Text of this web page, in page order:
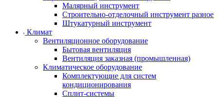
Малярный инструмент
Строительно-отделочный инструмент разное
Штукатурный инструмент
Климат
Вентиляционное оборудование
Бытовая вентиляция
Вентиляция заказная (промышленная)
Климатическое оборудование
Комплектующие для систем
кондиционирования
Сплит-системы